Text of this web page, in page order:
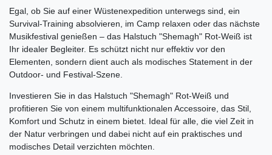
Egal, ob Sie auf einer Wüstenexpedition unterwegs sind, ein
Survival-Training absolvieren, im Camp relaxen oder das nächste
Musikfestival genießen – das Halstuch "Shemagh" Rot-Weiß ist
Ihr idealer Begleiter. Es schützt nicht nur effektiv vor den
Elementen, sondern dient auch als modisches Statement in der
Outdoor- und Festival-Szene.
Investieren Sie in das Halstuch "Shemagh" Rot-Weiß und
profitieren Sie von einem multifunktionalen Accessoire, das Stil,
Komfort und Schutz in einem bietet. Ideal für alle, die viel Zeit in
der Natur verbringen und dabei nicht auf ein praktisches und
modisches Detail verzichten möchten.